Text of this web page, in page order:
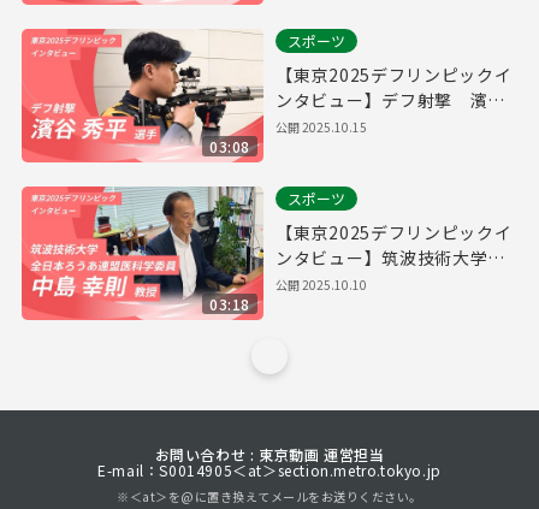
03:08
スポーツ
【東京2025デフリンピックイ
ンタビュー】デフ射撃 濱谷
秀平選手
公開2025.10.15
03:18
スポーツ
【東京2025デフリンピックイ
ンタビュー】筑波技術大学教
員・全日本ろうあ連盟医科学
公開2025.10.10
お問い合わせ : 東京動画 運営担当
E-mail：S0014905＜at＞section.metro.tokyo.jp
※＜at＞を@に置き換えてメールをお送りください。